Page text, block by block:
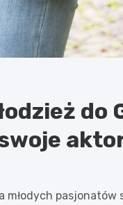
do
swoje
młodych